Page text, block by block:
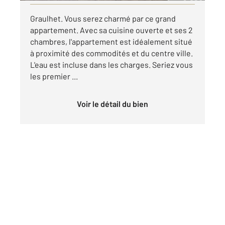
Graulhet. Vous serez charmé par ce grand
appartement. Avec sa cuisine ouverte et ses 2
chambres, l'appartement est idéalement situé
à proximité des commodités et du centre ville.
L'eau est incluse dans les charges. Seriez vous
les premier ...
Voir le détail du bien